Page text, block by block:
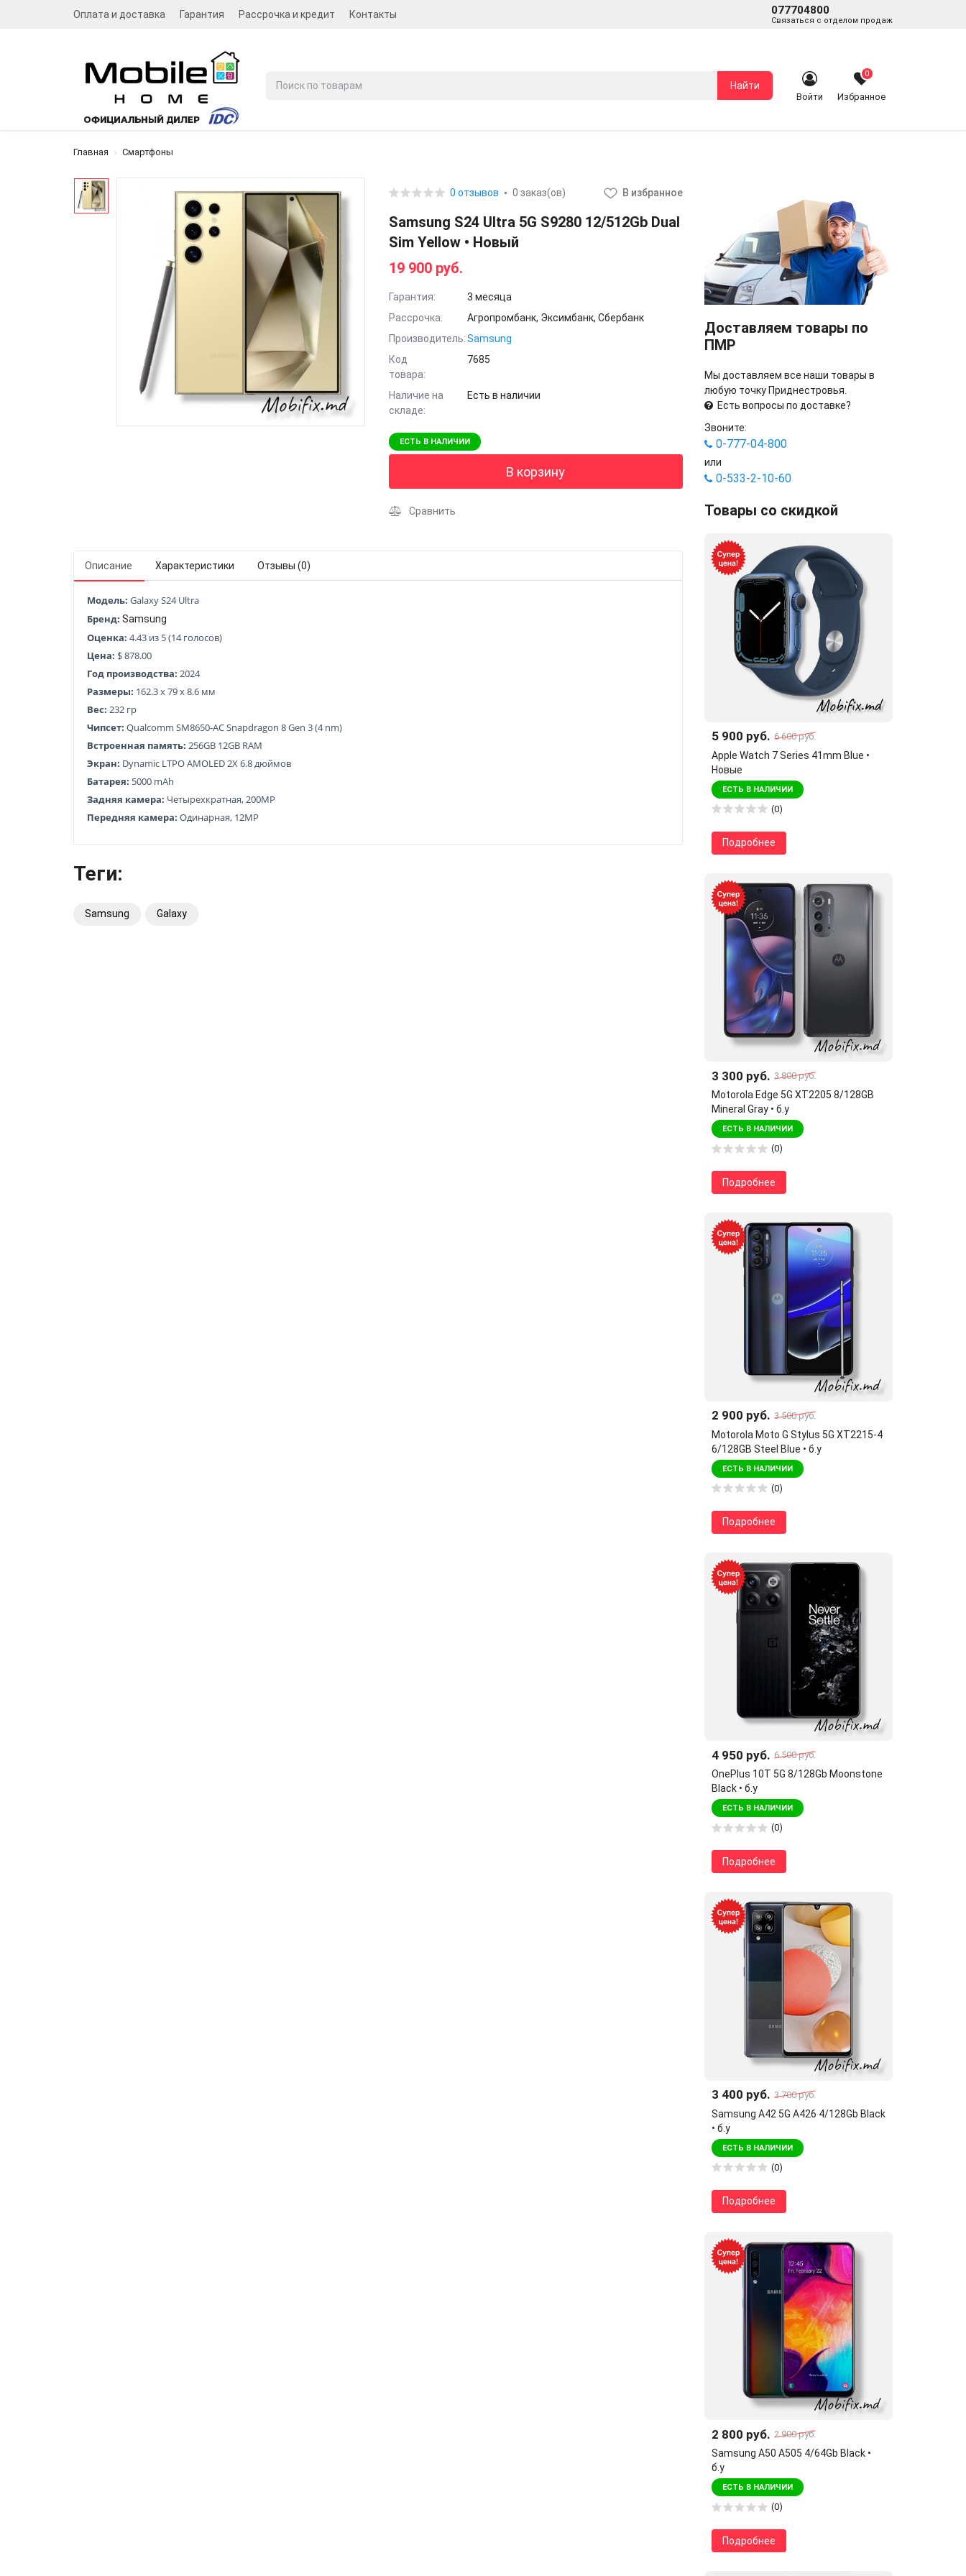
Оплата и доставка Гарантия Рассрочка и кредит Контакты 077704800
Связаться с отделом продаж
Найти
Войти
0
Избранное
Главная Смартфоны
0 отзывов 0 заказ(ов) В избранное
Samsung S24 Ultra 5G S9280 12/512Gb Dual
Sim Yellow • Новый
19 900 руб.
Гарантия:
3 месяца
Рассрочка:
Агропромбанк, Эксимбанк, Сбербанк
Производитель: Samsung
Код
товара:
7685
Наличие на
складе:
Есть в наличии
ЕСТЬ В НАЛИЧИИ
В корзину
Сравнить
Описание Характеристики Отзывы (0)
Модель: Galaxy S24 Ultra
Бренд: Samsung
Оценка: 4.43 из 5 (14 голосов)
Цена: $ 878.00
Год производства: 2024
Размеры: 162.3 x 79 x 8.6 мм
Вес: 232 гр
Чипсет: Qualcomm SM8650-AC Snapdragon 8 Gen 3 (4 nm)
Встроенная память: 256GB 12GB RAM
Экран: Dynamic LTPO AMOLED 2X 6.8 дюймов
Батарея: 5000 mAh
Задняя камера: Четырехкратная, 200MP
Передняя камера: Одинарная, 12MP
Теги:
Samsung Galaxy
Доставляем товары по
ПМР
Мы доставляем все наши товары в
любую точку Приднестровья.
Есть вопросы по доставке?
Звоните:
0-777-04-800
или
0-533-2-10-60
Товары со скидкой
5 900 руб. 6 600 руб.
Apple Watch 7 Series 41mm Blue •
Новые
ЕСТЬ В НАЛИЧИИ
(0)
Подробнее
3 300 руб. 3 800 руб.
Motorola Edge 5G XT2205 8/128GB
Mineral Gray • б.у
ЕСТЬ В НАЛИЧИИ
(0)
Подробнее
2 900 руб. 3 500 руб.
Motorola Moto G Stylus 5G XT2215-4
6/128GB Steel Blue • б.у
ЕСТЬ В НАЛИЧИИ
(0)
Подробнее
4 950 руб. 6 500 руб.
OnePlus 10T 5G 8/128Gb Moonstone
Black • б.у
ЕСТЬ В НАЛИЧИИ
(0)
Подробнее
3 400 руб. 3 700 руб.
Samsung A42 5G A426 4/128Gb Black
• б.у
ЕСТЬ В НАЛИЧИИ
(0)
Подробнее
2 800 руб. 2 900 руб.
Samsung A50 A505 4/64Gb Black •
б.у
ЕСТЬ В НАЛИЧИИ
(0)
Подробнее